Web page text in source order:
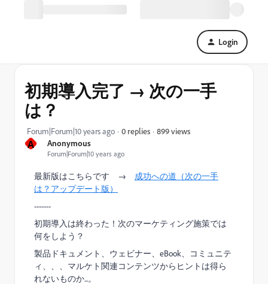
Login
A Anonymous
Forum|Forum|10 years ago
初期導入完了 → 次の一手
は？
Forum|Forum|10 years ago 0 replies 899 views
最新版はこちらです → 成功への道（次の一手
は？アップデート版）
-------
初期導入は終わった！次のマーケティング施策では
何をしよう？
製品ドキュメント、ウェビナー、eBook、コミュニテ
ィ、、、マルケト関連コンテンツからヒントは得ら
れないものか...。